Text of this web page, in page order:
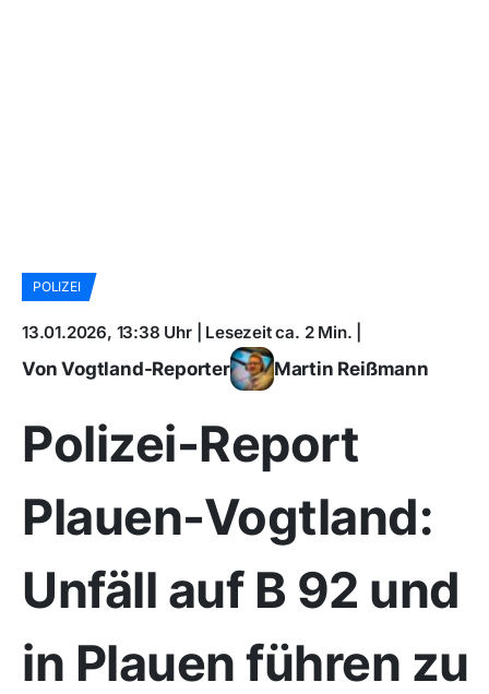
POLIZEI
13.01.2026, 13:38 Uhr | Lesezeit ca. 2 Min. |
Von Vogtland-Reporter Martin Reißmann
Polizei-Report
Plauen-Vogtland:
Unfäll auf B 92 und
in Plauen führen zu